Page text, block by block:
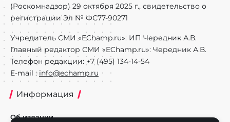
(Роскомнадзор) 29 октября 2025 г., свидетельство о
регистрации Эл № ФС77-90271
Учредитель СМИ «EChamp.ru»: ИП Чередник А.В.
Главный редактор СМИ «EChamp.ru»: Чередник А.В.
Телефон редакции: +7 (495) 134-14-54
E-mail : info@echamp.ru
Информация
Об издании